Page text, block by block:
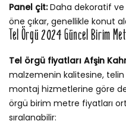
Panel çit:Daha dekoratif ve
öne çıkar, genellikle konut
Tel Örgü 2024 Güncel Birim
Tel örgü fiyatları Afşin
malzemenin kalitesine, telin
montaj hizmetlerine göre
örgü birim metre fiyatları
sıralanabilir: